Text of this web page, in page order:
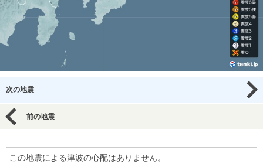
次の地震
前の地震
この地震による津波の心配はありません。